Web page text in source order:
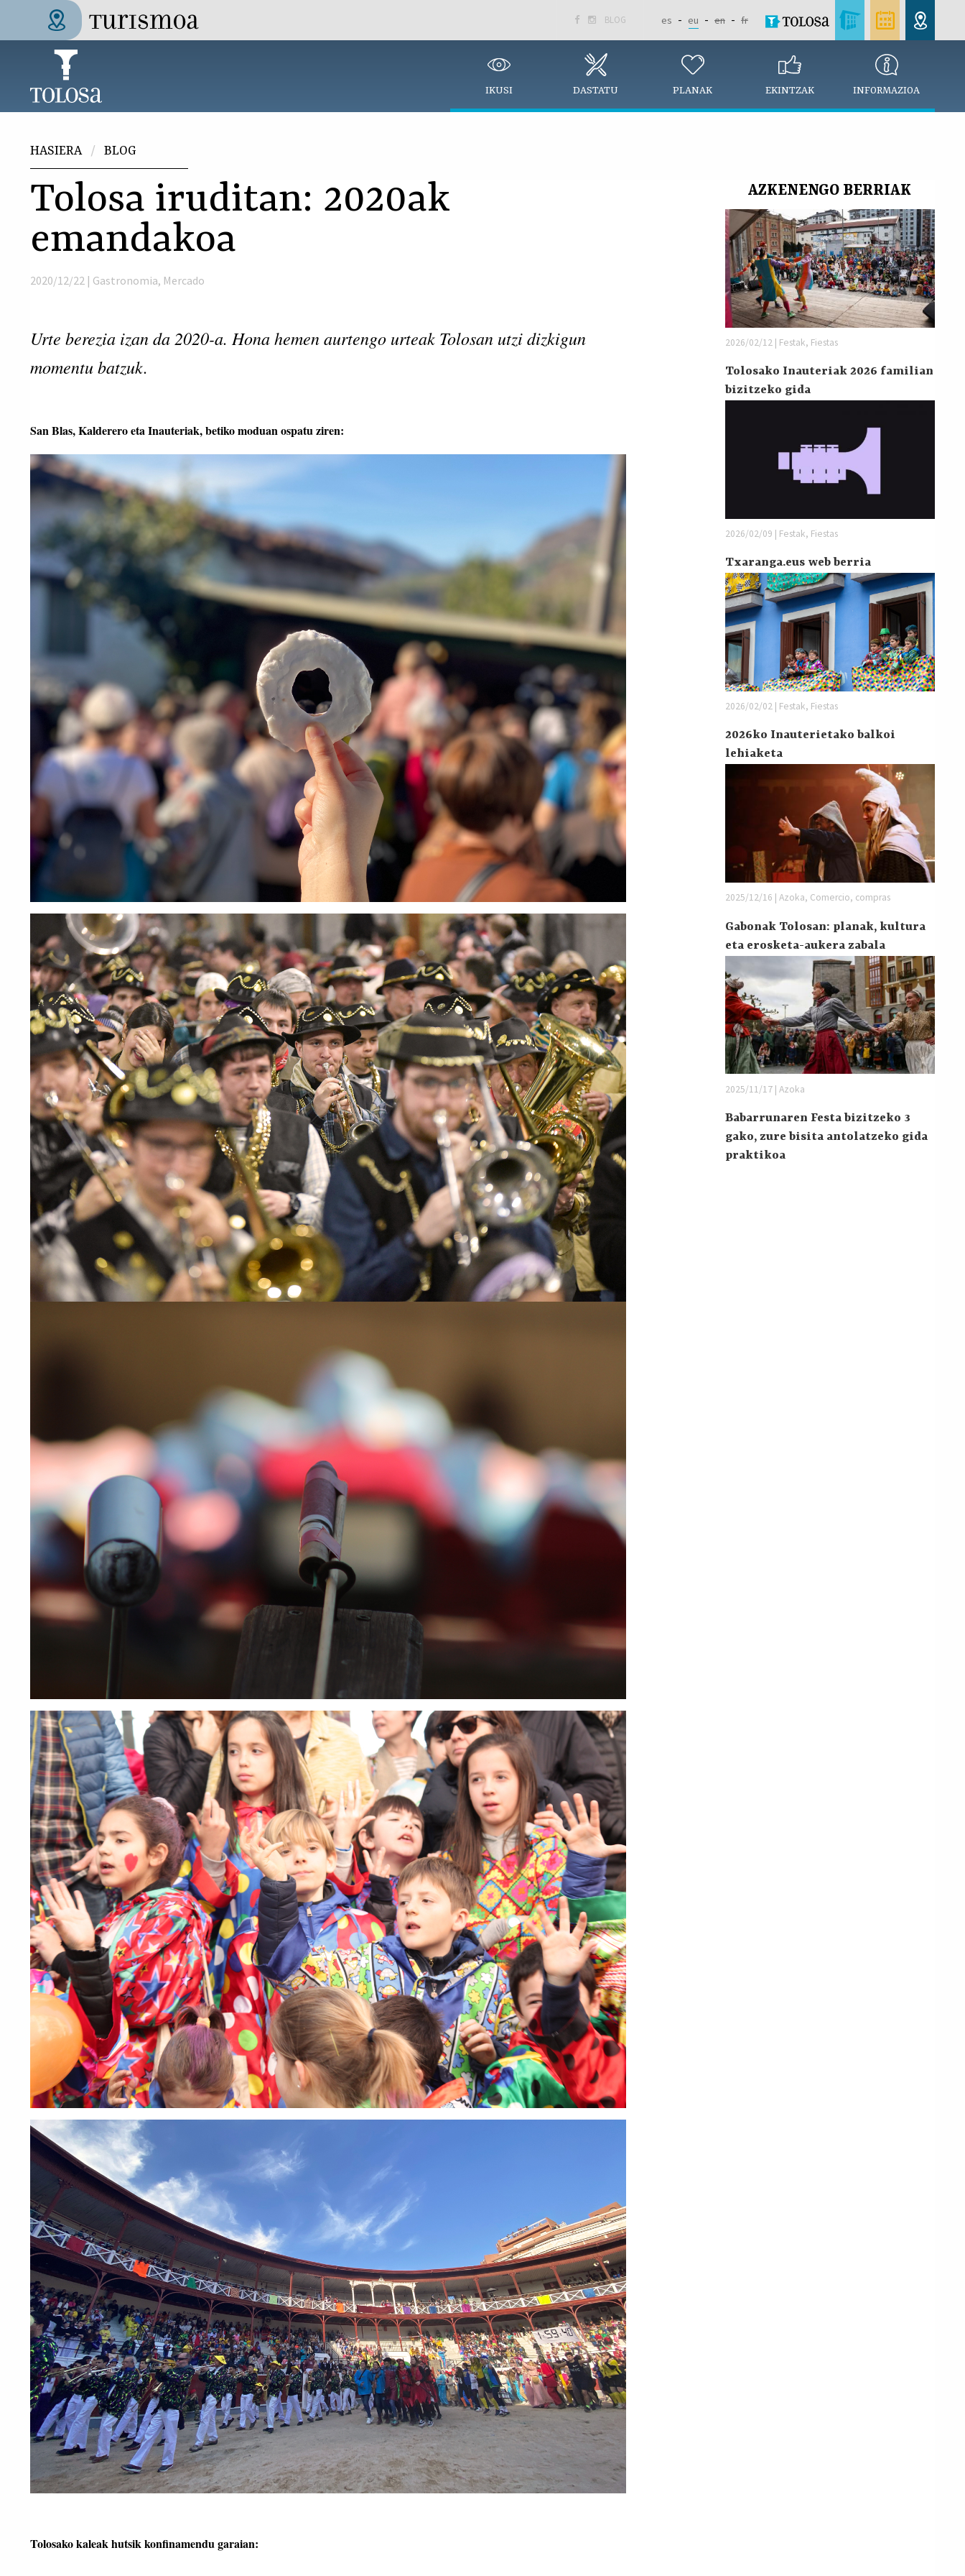
Skip to main content
Tolosa Turismoa
  BLOG es eu en fr
IKUSI DASTATU PLANAK EKINTZAK INFORMAZIOA
HASIERA BLOG
Tolosa iruditan: 2020ak
emandakoa
2020/12/22 | Gastronomia, Mercado
Urte berezia izan da 2020-a. Hona hemen aurtengo urteak Tolosan utzi dizkigun
momentu batzuk.
San Blas, Kalderero eta Inauteriak, betiko moduan ospatu ziren:
Tolosako kaleak hutsik konfinamendu garaian:
AZKENENGO BERRIAK
2026/02/12 | Festak, Fiestas
Tolosako Inauteriak 2026 familian
bizitzeko gida
2026/02/09 | Festak, Fiestas
Txaranga.eus web berria
2026/02/02 | Festak, Fiestas
2026ko Inauterietako balkoi
lehiaketa
2025/12/16 | Azoka, Comercio, compras
Gabonak Tolosan: planak, kultura
eta erosketa-aukera zabala
2025/11/17 | Azoka
Babarrunaren Festa bizitzeko 3
gako, zure bisita antolatzeko gida
praktikoa